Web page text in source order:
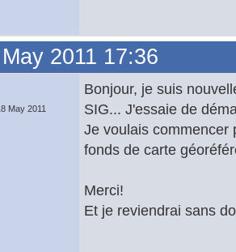
2011 17:36
May 2011
Bonjour, je suis
SIG... J'essaie de
Je voulais commencer
fonds de carte
Merci!
Et je reviendrai sans